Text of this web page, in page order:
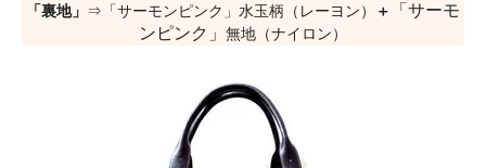
「裏地」 ⇒「サーモンピンク」水玉柄（レーヨン） ＋
「サーモ
ンピンク」 無地（ナイロン）